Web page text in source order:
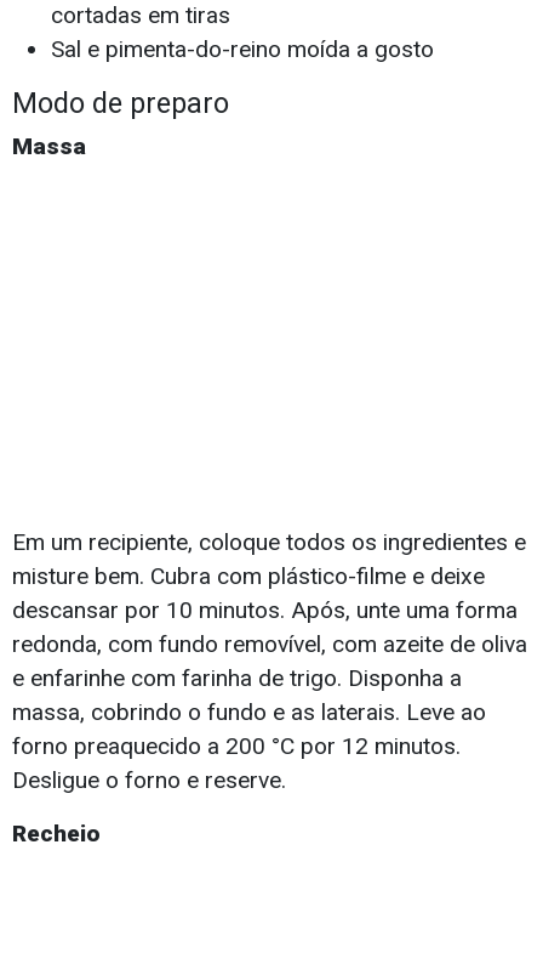
cortadas em tiras
Sal e pimenta-do-reino moída a gosto
Modo de preparo
Massa
Em um recipiente, coloque todos os ingredientes e
misture bem. Cubra com plástico-filme e deixe
descansar por 10 minutos. Após, unte uma forma
redonda, com fundo removível, com azeite de oliva
e enfarinhe com farinha de trigo. Disponha a
massa, cobrindo o fundo e as laterais. Leve ao
forno preaquecido a 200 °C por 12 minutos.
Desligue o forno e reserve.
Recheio